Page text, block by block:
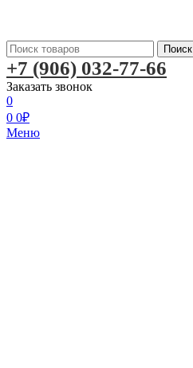
Поиск
+7 (906) 032-77-66
Заказать звонок
0
0 0₽
Меню